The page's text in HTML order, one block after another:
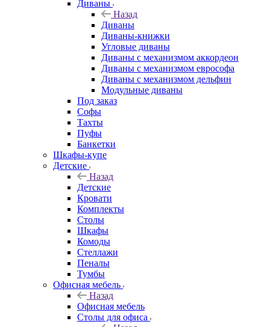
Диваны
Назад
Диваны
Диваны-книжки
Угловые диваны
Диваны с механизмом аккордеон
Диваны с механизмом еврософа
Диваны с механизмом дельфин
Модульные диваны
Под заказ
Софы
Тахты
Пуфы
Банкетки
Шкафы-купе
Детские
Назад
Детские
Кровати
Комплекты
Столы
Шкафы
Комоды
Стеллажи
Пеналы
Тумбы
Офисная мебель
Назад
Офисная мебель
Столы для офиса